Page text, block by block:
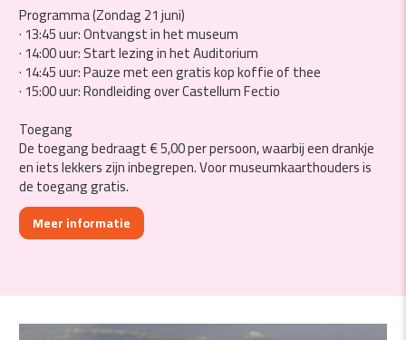
Programma (Zondag 21 juni)
· 13:45 uur: Ontvangst in het museum
· 14:00 uur: Start lezing in het Auditorium
· 14:45 uur: Pauze met een gratis kop koffie of thee
· 15:00 uur: Rondleiding over Castellum Fectio
Toegang
De toegang bedraagt € 5,00 per persoon, waarbij een drankje
en iets lekkers zijn inbegrepen. Voor museumkaarthouders is
de toegang gratis.
Meer informatie